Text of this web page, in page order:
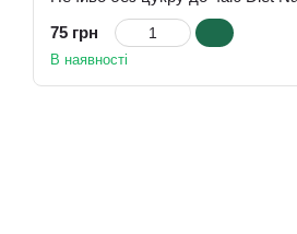
75 грн
В наявності